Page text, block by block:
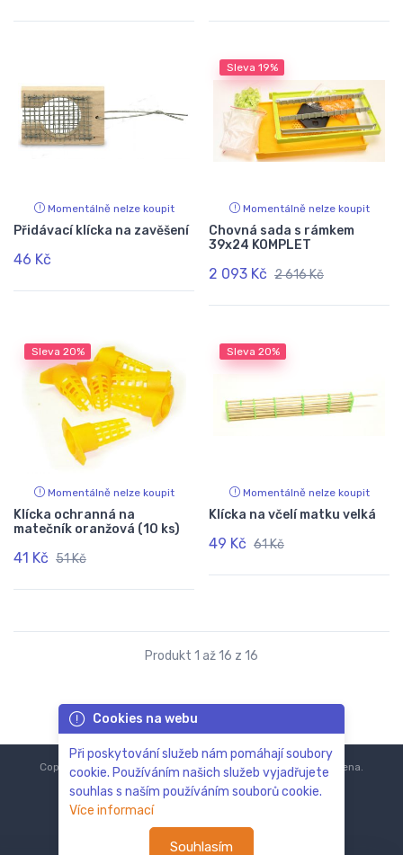
Momentálně nelze koupit
Přidávací klícka na zavěšení
46 Kč
Sleva 19%
Momentálně nelze koupit
Chovná sada s rámkem
39x24 KOMPLET
2 093 Kč 2 616 Kč
Sleva 20%
Momentálně nelze koupit
Klícka ochranná na
matečník oranžová (10 ks)
41 Kč 51 Kč
Sleva 20%
Momentálně nelze koupit
Klícka na včelí matku velká
49 Kč 61 Kč
Produkt 1 až 16 z 16
Cookies na webu
Při poskytování služeb nám pomáhají soubory
cookie. Používáním našich služeb vyjadřujete
souhlas s naším používáním souborů cookie.
Více informací
Souhlasím
Copyright © 2018-2024ZoOo.cz®Všechna práva vyhrazena.